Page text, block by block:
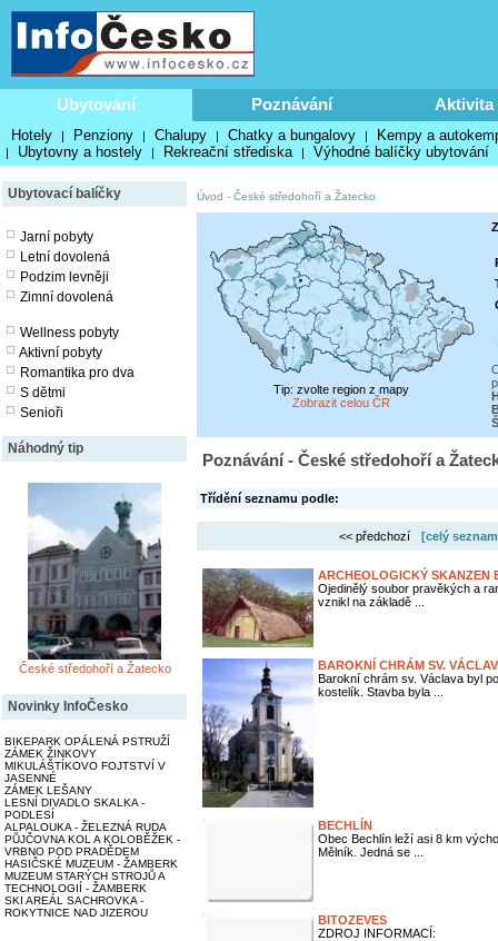
Ubytování Poznávání Aktivita
Hotely | Penziony | Chalupy | Chatky a bungalovy | Kempy a
| Ubytovny a hostely | Rekreační střediska | Výhodné balíčky ubytování
Ubytovací balíčky
Jarní pobyty
Letní dovolená
Podzim levněji
Zimní dovolená
Wellness pobyty
Aktivní pobyty
Romantika pro dva
S dětmi
Senioři
Náhodný tip
České středohoří a Žatecko
Novinky InfoČesko
BIKEPARK OPÁLENÁ PSTRUŽÍ
ZÁMEK ŽINKOVY
MIKULÁŠTÍKOVO FOJTSTVÍ V
JASENNÉ
ZÁMEK LEŠANY
LESNÍ DIVADLO SKALKA -
PODLESÍ
ALPALOUKA - ŽELEZNÁ RUDA
PŮJČOVNA KOL A KOLOBĚŽEK -
VRBNO POD PRADĚDEM
HASIČSKÉ MUZEUM - ŽAMBERK
MUZEUM STARÝCH STROJŮ A
TECHNOLOGIÍ - ŽAMBERK
SKI AREÁL SACHROVKA -
ROKYTNICE NAD JIZEROU
Úvod - České středohoří a Žatecko
Tip: zvolte region z mapy
Zobrazit celou ČR
Poznávání - České středohoří a
Třídění seznamu podle:
<< předchozí [celý
ARCHEOLOGICKÝ SKANZEN
Ojedinělý soubor pravěkých a
vznikl na základě ...
BAROKNÍ CHRÁM SV.
Barokní chrám sv. Václava byl
kostelík. Stavba byla ...
BECHLÍN
Obec Bechlín leží asi 8 km
Mělník. Jedná se ...
BITOZEVES
ZDROJ INFORMACÍ: